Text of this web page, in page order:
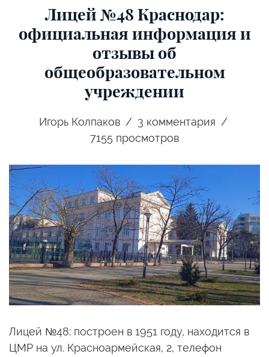
Лицей №48 Краснодар:
официальная информация и
отзывы об
общеобразовательном
учреждении
Игорь Колпаков 3 комментария
7155 просмотров
Лицей №48: построен в 1951 году, находится в
ЦМР на ул. Красноармейская, 2, телефон